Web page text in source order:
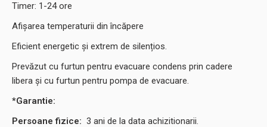
Timer: 1-24 ore
Afișarea temperaturii din încăpere
Eficient energetic și extrem de silențios.
Prevăzut cu furtun pentru evacuare condens prin cadere
libera și cu furtun pentru pompa de evacuare.
*Garantie:
Persoane fizice: 3 ani de la data achizitionarii.